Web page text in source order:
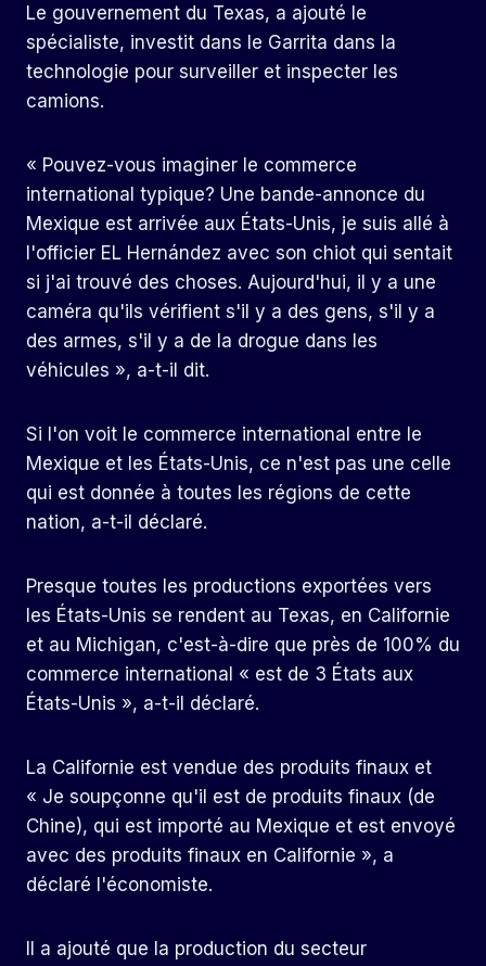
Le gouvernement du Texas, a ajouté le
spécialiste, investit dans le Garrita dans la
technologie pour surveiller et inspecter les
camions.
« Pouvez-vous imaginer le commerce
international typique? Une bande-annonce du
Mexique est arrivée aux États-Unis, je suis allé à
l'officier EL Hernández avec son chiot qui sentait
si j'ai trouvé des choses. Aujourd'hui, il y a une
caméra qu'ils vérifient s'il y a des gens, s'il y a
des armes, s'il y a de la drogue dans les
véhicules », a-t-il dit.
Si l'on voit le commerce international entre le
Mexique et les États-Unis, ce n'est pas une celle
qui est donnée à toutes les régions de cette
nation, a-t-il déclaré.
Presque toutes les productions exportées vers
les États-Unis se rendent au Texas, en Californie
et au Michigan, c'est-à-dire que près de 100% du
commerce international « est de 3 États aux
États-Unis », a-t-il déclaré.
La Californie est vendue des produits finaux et
« Je soupçonne qu'il est de produits finaux (de
Chine), qui est importé au Mexique et est envoyé
avec des produits finaux en Californie », a
déclaré l'économiste.
Il a ajouté que la production du secteur